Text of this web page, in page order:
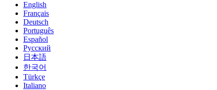
English
Français
Deutsch
Português
Español
Русский
日本語
한국어
Türkçe
Italiano